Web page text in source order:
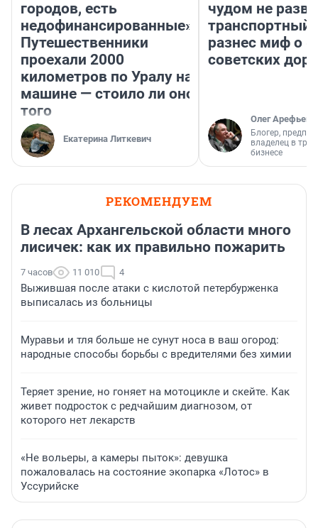
городов, есть
недофинансированные».
Путешественники
проехали 2000
километров по Уралу на
машине — стоило ли оно
того
Екатерина Литкевич
чудом не
транспортный
разнес миф о
советских
Олег Арефьев
Блогер,
владелец в
бизнесе
РЕКОМЕНДУЕМ
В лесах Архангельской области много
лисичек: как их правильно пожарить
7 часов 11 010 4
Выжившая после атаки с кислотой петербурженка
выписалась из больницы
Муравьи и тля больше не сунут носа в ваш огород:
народные способы борьбы с вредителями без химии
Теряет зрение, но гоняет на мотоцикле и скейте. Как
живет подросток с редчайшим диагнозом, от
которого нет лекарств
«Не вольеры, а камеры пыток»: девушка
пожаловалась на состояние экопарка «Лотос» в
Уссурийске